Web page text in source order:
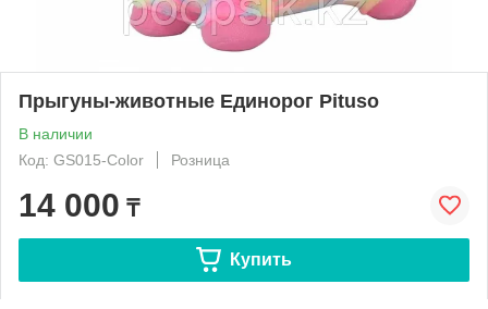
Прыгуны-животные Единорог Pituso
В наличии
Код: GS015-Color
Розница
14 000 ₸
Купить